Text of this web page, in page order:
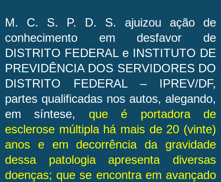
M. C. S. P. D. S. ajuizou ação de
conhecimento em desfavor de
DISTRITO FEDERAL e INSTITUTO DE
PREVIDÊNCIA DOS SERVIDORES DO
DISTRITO FEDERAL – IPREV/DF,
partes qualificadas nos autos, alegando,
em síntese, que é portadora de
esclerose múltipla há mais de 20 (vinte)
anos e em decorrência da gravidade
dessa patologia apresenta diversas
doenças; que se encontra em avançado